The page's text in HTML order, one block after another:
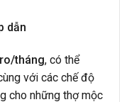
dẫn
tháng, có thể
với các chế độ
cho những thợ mộc